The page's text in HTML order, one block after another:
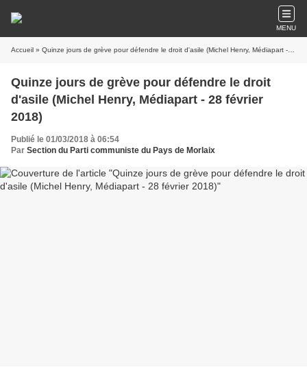
MENU
Accueil » Quinze jours de grève pour défendre le droit d'asile (Michel Henry, Médiapart - 28 février 2018)
Quinze jours de grève pour défendre le droit
d'asile (Michel Henry, Médiapart - 28 février
2018)
Publié le 01/03/2018 à 06:54
Par Section du Parti communiste du Pays de Morlaix